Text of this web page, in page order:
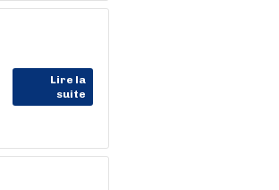
Lire la
suite